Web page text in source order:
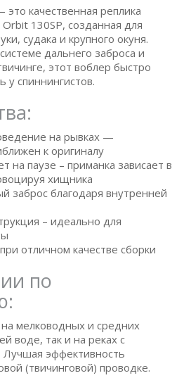
качественная реплика
130SP, созданная для
судака и крупного окуня.
дальнего заброса и
этот воблер быстро
у спиннингистов.
на рывках —
к оригиналу
на паузе – приманка зависает в
хищника
заброс благодаря внутренней
– идеально для
отличном качестве сборки
по
мелководных и средних
воде, так и на реках с
эффективность
(твичинговой) проводке.